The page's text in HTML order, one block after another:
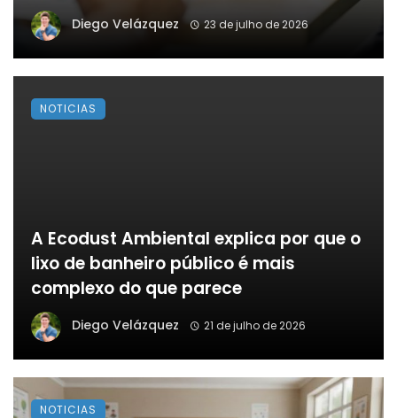
Diego Velázquez 23 de julho de 2026
A Ecodust Ambiental explica por que o
lixo de banheiro público é mais
complexo do que parece
Diego Velázquez 21 de julho de 2026
NOTICIAS
NOTICIAS